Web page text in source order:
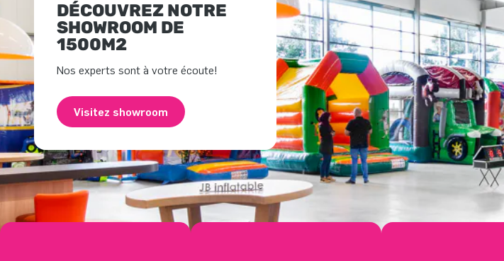
DÉCOUVREZ NOTRE
SHOWROOM DE
1500M2
Nos experts sont à votre écoute!
Visitez showroom